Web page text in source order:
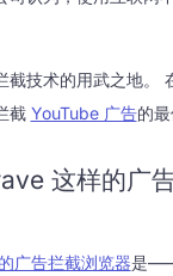
截技术的用武之地。
截 YouTube 广告的最
这样的广
广告拦截浏览器是